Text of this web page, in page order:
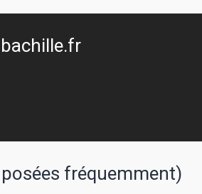
fréquemment)